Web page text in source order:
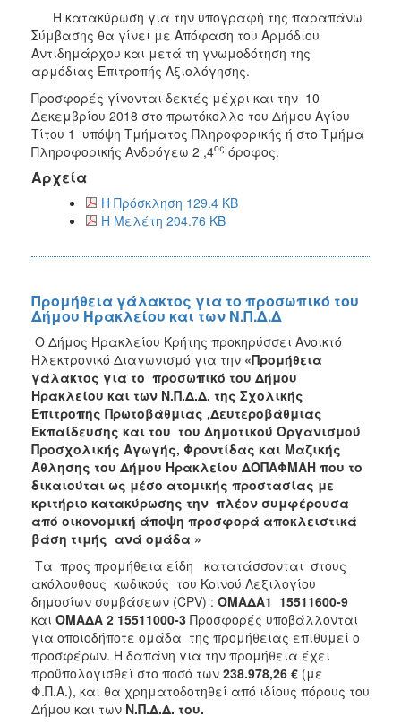
Η κατακύρωση για την υπογραφή της παραπάνω
Σύμβασης θα γίνει με Απόφαση του Αρμόδιου
Αντιδημάρχου και μετά τη γνωμοδότηση της
αρμόδιας Επιτροπής Αξιολόγησης.
Προσφορές γίνονται δεκτές μέχρι και την 10
Δεκεμβρίου 2018 στο πρωτόκολλο του Δήμου Αγίου
Τίτου 1 υπόψη Τμήματος Πληροφορικής ή στο Τμήμα
Πληροφορικής Ανδρόγεω 2 ,4ος όροφος.
Αρχεία
Η Πρόσκληση 129.4 KB
Η Μελέτη 204.76 KB
Προμήθεια γάλακτος για το προσωπικό του
Δήμου Ηρακλείου και των Ν.Π.Δ.Δ
Ο Δήμος Ηρακλείου Κρήτης προκηρύσσει Ανοικτό
Ηλεκτρονικό Διαγωνισμό για την «Προμήθεια
γάλακτος για το προσωπικό του Δήμου
Ηρακλείου και των Ν.Π.Δ.Δ. της Σχολικής
Επιτροπής Πρωτοβάθμιας ,Δευτεροβάθμιας
Εκπαίδευσης και του του Δημοτικού Οργανισμού
Προσχολικής Αγωγής, Φροντίδας και Μαζικής
Άθλησης του Δήμου Ηρακλείου ΔΟΠΑΦΜΑΗ που το
δικαιούται ως μέσο ατομικής προστασίας με
κριτήριο κατακύρωσης την πλέον συμφέρουσα
από οικονομική άποψη προσφορά αποκλειστικά
βάση τιμής ανά ομάδα »
Τα προς προμήθεια είδη κατατάσσονται στους
ακόλουθους κωδικούς του Κοινού Λεξιλογίου
δημοσίων συμβάσεων (CPV) : ΟΜΑΔΑ1 15511600-9
και ΟΜΑΔΑ 2 15511000-3 Προσφορές υποβάλλονται
για οποιοδήποτε ομάδα της προμήθειας επιθυμεί ο
προσφέρων. Η δαπάνη για την προμήθεια έχει
προϋπολογισθεί στο ποσό των 238.978,26 € (με
Φ.Π.Α.), και θα χρηματοδοτηθεί από ιδίους πόρους του
Δήμου και των Ν.Π.Δ.Δ. του.